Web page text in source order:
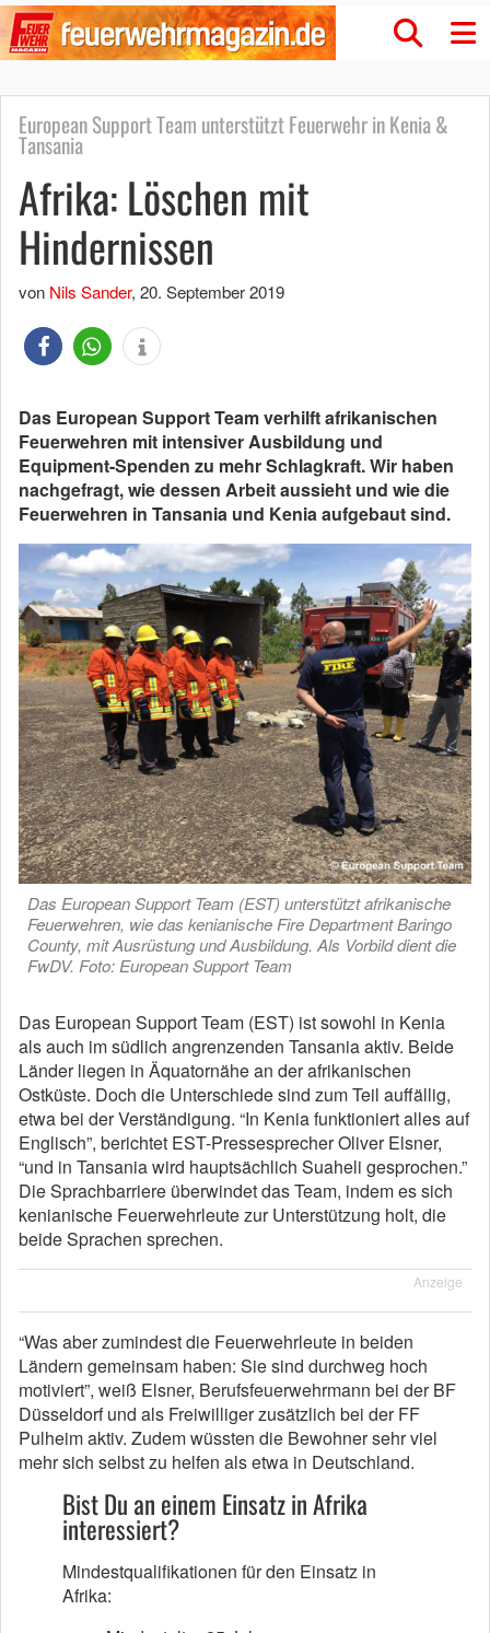
European Support Team unterstützt Feuerwehr in Kenia &
Tansania
Afrika: Löschen mit
Hindernissen
von Nils Sander, 20. September 2019
Das European Support Team verhilft afrikanischen
Feuerwehren mit intensiver Ausbildung und
Equipment-Spenden zu mehr Schlagkraft. Wir haben
nachgefragt, wie dessen Arbeit aussieht und wie die
Feuerwehren in Tansania und Kenia aufgebaut sind.
Das European Support Team (EST) unterstützt afrikanische
Feuerwehren, wie das kenianische Fire Department Baringo
County, mit Ausrüstung und Ausbildung. Als Vorbild dient die
FwDV. Foto: European Support Team
Das European Support Team (EST) ist sowohl in Kenia
als auch im südlich angrenzenden Tansania aktiv. Beide
Länder liegen in Äquatornähe an der afrikanischen
Ostküste. Doch die Unterschiede sind zum Teil auffällig,
etwa bei der Verständigung. “In Kenia funktioniert alles auf
Englisch”, berichtet EST-Pressesprecher Oliver Elsner,
“und in Tansania wird hauptsächlich Suaheli gesprochen.”
Die Sprachbarriere überwindet das Team, indem es sich
kenianische Feuerwehrleute zur Unterstützung holt, die
beide Sprachen sprechen.
Anzeige
“Was aber zumindest die Feuerwehrleute in beiden
Ländern gemeinsam haben: Sie sind durchweg hoch
motiviert”, weiß Elsner, Berufsfeuerwehrmann bei der BF
Düsseldorf und als Freiwilliger zusätzlich bei der FF
Pulheim aktiv. Zudem wüssten die Bewohner sehr viel
mehr sich selbst zu helfen als etwa in Deutschland.
Bist Du an einem Einsatz in Afrika
interessiert?
Mindestqualifikationen für den Einsatz in
Afrika: